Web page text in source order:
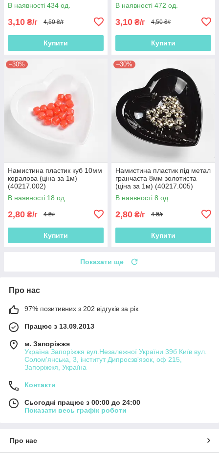
В наявності 434 од.
3,10 ₴/г 4,50 ₴/г
Купити
В наявності 472 од.
3,10 ₴/г 4,50 ₴/г
Купити
–30%
Намистина пластик куб 10мм
коралова (ціна за 1м)
(40217.002)
В наявності 18 од.
2,80 ₴/г 4 ₴/г
Купити
–30%
Намистина пластик під метал
гранчаста 8мм золотиста
(ціна за 1м) (40217.005)
В наявності 8 од.
2,80 ₴/г 4 ₴/г
Купити
Показати ще
Про нас
97% позитивних з 202 відгуків за рік
Працює з 13.09.2013
м. Запоріжжя
Україна Запоріжжя вул.Незалежної України 39б Київ вул.
Солом'янська, 3, інститут Дипросзв'язок, оф 215,
Запоріжжя, Україна
Контакти
Сьогодні працює з 00:00 до 24:00
Показати весь графік роботи
Про нас